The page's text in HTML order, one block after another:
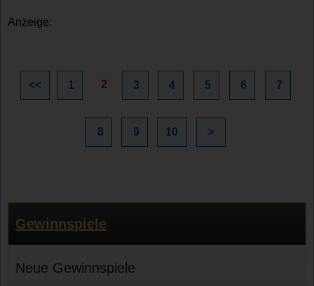
Anzeige:
<< 1 2 3 4 5 6 7
8 9 10 >
Gewinnspiele
Neue Gewinnspiele